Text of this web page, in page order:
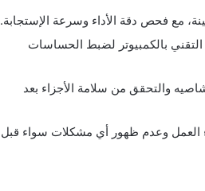
مع فحص دقة الأداء وسرعة الإستجابة.
بالكمبيوتر لضبط الحساسات
والتحقق من سلامة الأجزاء بعد
العمل وعدم ظهور أي مشكلات سواء قبل